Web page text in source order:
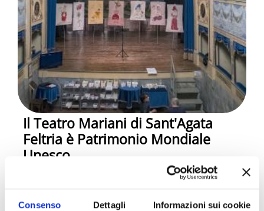
Consenso Dettagli Informazioni sui cookie
Il Teatro Mariani di Sant'Agata
Feltria è Patrimonio Mondiale
Unesco